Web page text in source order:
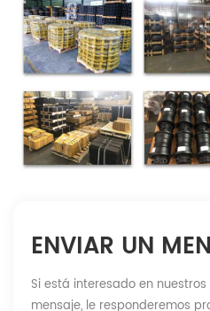
ENVIAR UN
Si está interesado en
mensaje, le responderemos